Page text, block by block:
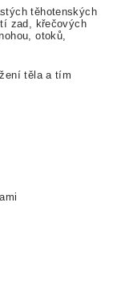
těhotenských
zad, křečových
otoků,
těla a tím